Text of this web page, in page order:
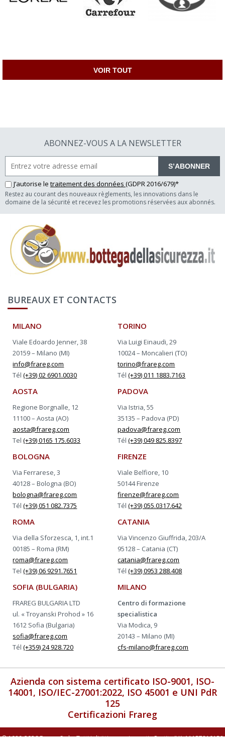
VOIR TOUT
ABONNEZ-VOUS A LA NEWSLETTER
S’ABONNER
J’autorise le traitement des données (GDPR 2016/679)*
Restez au courant des nouveaux règlements, les innovations dans le
domaine de la sécurité et recevez les promotions réservées aux abonnés.
BUREAUX ET CONTACTS
MILANO
Viale Edoardo Jenner, 38
20159 – Milano (MI)
info@frareg.com
Tél(+39) 02 6901.0030
TORINO
Via Luigi Einaudi, 29
10024 – Moncalieri (TO)
torino@frareg.com
Tél(+39) 011 1883.7163
AOSTA
Regione Borgnalle, 12
11100 – Aosta (AO)
aosta@frareg.com
Tel(+39) 0165 175.6033
PADOVA
Via Istria, 55
35135 – Padova (PD)
padova@frareg.com
Tél(+39) 049 825.8397
BOLOGNA
Via Ferrarese, 3
40128 – Bologna (BO)
bologna@frareg.com
Tél(+39) 051 082.7375
FIRENZE
Viale Belfiore, 10
50144 Firenze
firenze@frareg.com
Tél(+39) 055.0317.642
ROMA
Via della Sforzesca, 1, int.1
00185 – Roma (RM)
roma@frareg.com
Tel(+39) 06 9291.7651
CATANIA
Via Vincenzo Giuffrida, 203/A
95128 – Catania (CT)
catania@frareg.com
Tél(+39) 0953 288.408
SOFIA (BULGARIA)
FRAREG BULGARIA LTD
ul. « Troyanski Prohod » 16
1612 Sofia (Bulgaria)
sofia@frareg.com
Tél(+359) 24 928.720
MILANO
Centro di formazione
specialistica
Via Modica, 9
20143 – Milano (MI)
cfs-milano@frareg.com
Azienda con sistema certificato ISO-9001, ISO-
14001, ISO/IEC-27001:2022, ISO 45001 e UNI PdR
125
Certificazioni Frareg
© 1989-2026 Frareg S.r.l. - Tutti i diritti sono riservati - Partita IVA 11157810158